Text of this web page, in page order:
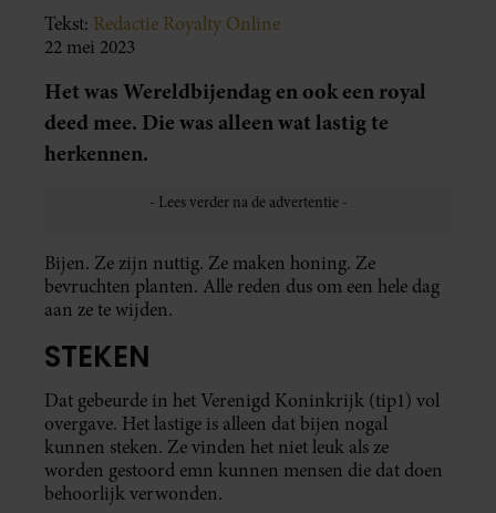
Tekst: Redactie Royalty Online
22 mei 2023
Het was Wereldbijendag en ook een royal
deed mee. Die was alleen wat lastig te
herkennen.
Bijen. Ze zijn nuttig. Ze maken honing. Ze
bevruchten planten. Alle reden dus om een hele dag
aan ze te wijden.
STEKEN
Dat gebeurde in het Verenigd Koninkrijk (tip1) vol
overgave. Het lastige is alleen dat bijen nogal
kunnen steken. Ze vinden het niet leuk als ze
worden gestoord emn kunnen mensen die dat doen
behoorlijk verwonden.